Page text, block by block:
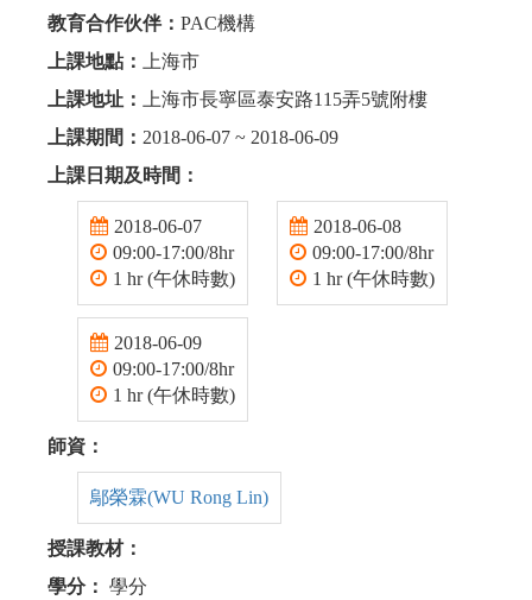
教育合作伙伴： PAC機構
上課地點：
上海市
上課地址：
上海市長寧區泰安路115弄5號附樓
上課期間： 2018-06-07 ~ 2018-06-09
上課日期及時間：
2018-06-07
09:00-17:00/8hr
1 hr (午休時數)
2018-06-08
09:00-17:00/8hr
1 hr (午休時數)
2018-06-09
09:00-17:00/8hr
1 hr (午休時數)
師資：
鄔榮霖(WU Rong Lin)
授課教材：
學分： 學分